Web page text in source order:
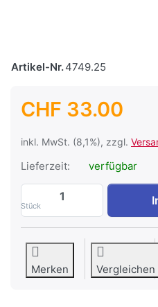
Artikel-Nr.4749.25
CHF 33.00
inkl. MwSt. (8,1%), zzgl.
Lieferzeit: verfügbar
Stück
Merken Vergleichen